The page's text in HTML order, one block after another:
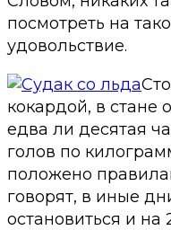
посмотреть на
удовольствие.
кокардой, в стане
едва ли десятая
голов по
положено
говорят, в иные
остановиться и на